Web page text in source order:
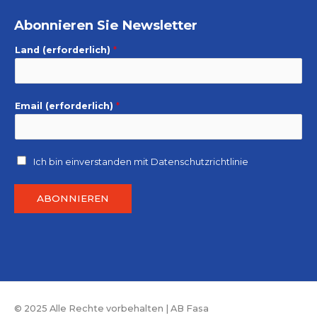
Abonnieren Sie Newsletter
Land (erforderlich) *
Email (erforderlich) *
Ich bin einverstanden mit Datenschutzrichtlinie
ABONNIEREN
© 2025 Alle Rechte vorbehalten | AB Fasa